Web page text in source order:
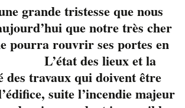
le gars que
connait
guitariste
grande tristesse que nous
que notre très cher
pourra rouvrir ses portes en
des lieux et la
des travaux qui doivent être
suite l’incendie majeur